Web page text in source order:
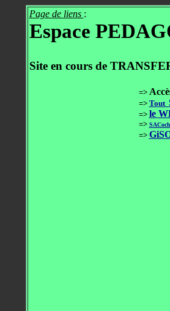
Page de liens :
Espace
Site en cours de
=>
=> Tout
=> le
=>
=>